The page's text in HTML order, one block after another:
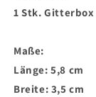
1 Stk. Gitterbox
Maße:
Länge: 5,8 cm
Breite: 3,5 cm